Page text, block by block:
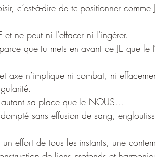
c’est-à-dire de te positionner
ne peut ni l’effacer ni l’ingérer.
que tu mets en avant ce JE que le
axe n’implique ni combat, ni
sa place que le NOUS...
sans effusion de sang,
un effort de tous les instants, une